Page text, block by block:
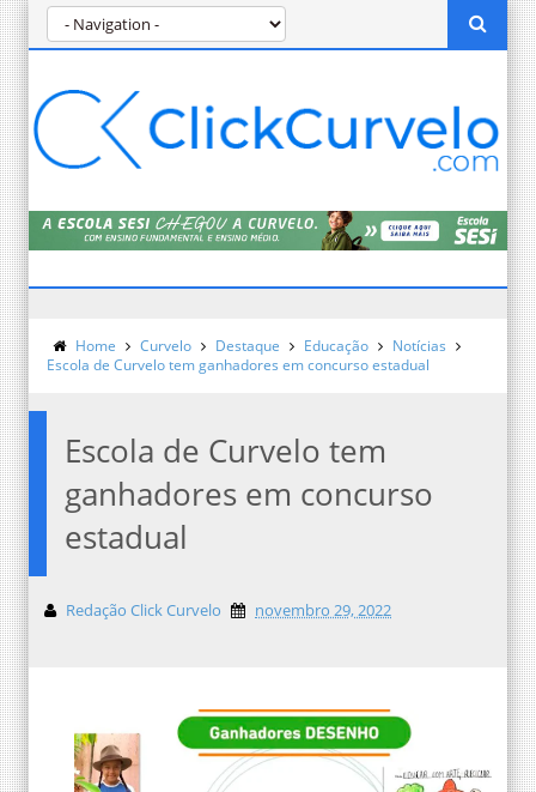
Home Curvelo Destaque Educação
Notícias
Escola de Curvelo tem ganhadores em concurso estadual
Escola de Curvelo tem
ganhadores em concurso
estadual
Redação Click Curvelo novembro 29, 2022